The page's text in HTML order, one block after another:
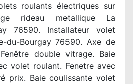
roulants électriques sur
rideau metallique La
76590. Installateur volet
du-Bourgay 76590. Axe de
double vitrage. Baie
volet roulant. Fenetre avec
prix. Baie coulissante volet